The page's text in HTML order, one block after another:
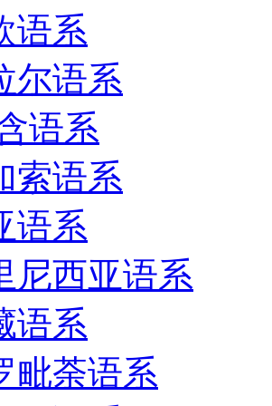
语系
尔语系
语系
索语系
语系
尼西亚语系
语系
毗荼语系